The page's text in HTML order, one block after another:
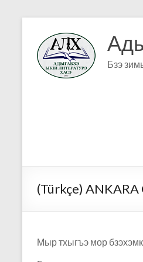
Бзэ
(Türkçe) ANKARA
Мыр тхыгъэ мор